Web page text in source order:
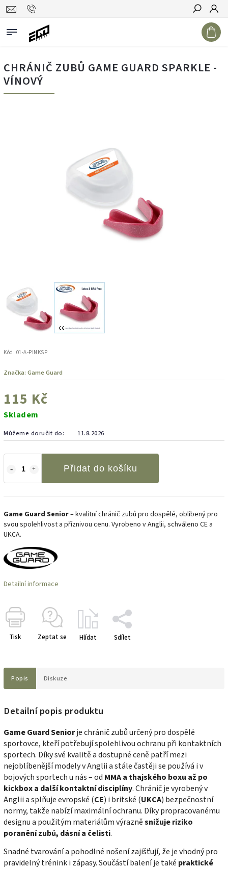
Hledat
CHRÁNIČ ZUBŮ GAME GUARD SPARKLE -
VÍNOVÝ
Kód: 01-A-PINKSP
Značka: Game Guard
115 Kč
Skladem
Můžeme doručit do: 11.8.2026
Přidat do košíku
Game Guard Senior– kvalitní chránič zubů pro dospělé, oblíbený pro
svou spolehlivost a příznivou cenu. Vyrobeno v Anglii, schváleno CE a
UKCA.
Detailní informace
Tisk Zeptat se Hlídat Sdílet
Popis Diskuze
Detailní popis produktu
Game Guard Seniorje chránič zubů určený pro dospělé
sportovce, kteří potřebují spolehlivou ochranu při kontaktních
sportech. Díky své kvalitě a dostupné ceně patří mezi
nejoblíbenější modely v Anglii a stále častěji se používá i v
bojových sportech u nás – od MMA a thajského boxu až po
kickbox a další kontaktní disciplíny. Chránič je vyrobený v
Anglii a splňuje evropské (CE) i britské (UKCA) bezpečnostní
normy, takže nabízí maximální ochranu. Díky propracovanému
designu a použitým materiálům výrazněsnižuje riziko
poranění zubů, dásní a čelisti.
Snadné tvarování a pohodlné nošení zajišťují, že je vhodný pro
pravidelný trénink i zápasy. Součástí balení je také praktické